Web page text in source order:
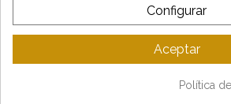
SERVICIO AL CLIENTE
Gestion des
Configurar
Aceptar
Política